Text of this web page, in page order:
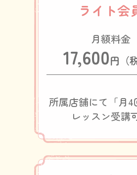
ライト会
17,600円（
所属店舗にて「月4
レッスン受講